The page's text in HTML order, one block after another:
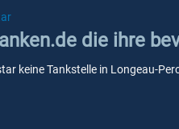
die ihre
keine Tankstelle in Longeau-